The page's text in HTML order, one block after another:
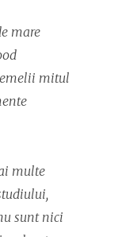
mare
mitul
multe
sunt nici